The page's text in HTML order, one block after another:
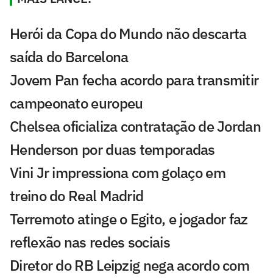
Herói da Copa do Mundo não descarta
saída do Barcelona
Jovem Pan fecha acordo para transmitir
campeonato europeu
Chelsea oficializa contratação de Jordan
Henderson por duas temporadas
Vini Jr impressiona com golaço em
treino do Real Madrid
Terremoto atinge o Egito, e jogador faz
reflexão nas redes sociais
Diretor do RB Leipzig nega acordo com